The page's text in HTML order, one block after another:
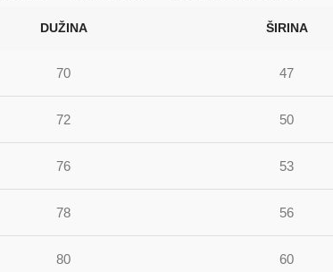
DUŽINA ŠIRINA
70 47
72 50
76 53
78 56
80 60